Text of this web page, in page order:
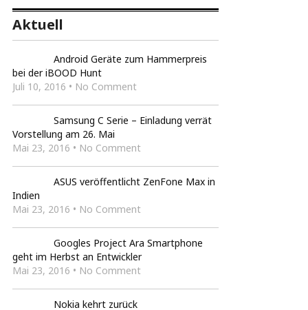
Aktuell
Android Geräte zum Hammerpreis
bei der iBOOD Hunt
Juli 10, 2016 • No Comment
Samsung C Serie – Einladung verrät
Vorstellung am 26. Mai
Mai 23, 2016 • No Comment
ASUS veröffentlicht ZenFone Max in
Indien
Mai 23, 2016 • No Comment
Googles Project Ara Smartphone
geht im Herbst an Entwickler
Mai 23, 2016 • No Comment
Nokia kehrt zurück